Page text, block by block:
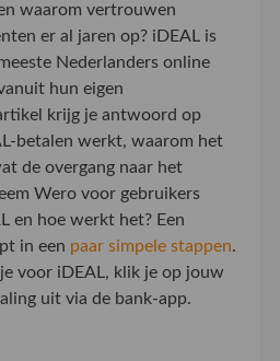
waarom vertrouwen
er al jaren op? iDEAL is
Nederlanders online
hun eigen
krijg je antwoord op
betalen werkt, waarom het
de overgang naar het
Wero voor gebruikers
en hoe werkt het? Een
in een paar simpele stappen.
voor iDEAL, klik je op jouw
uit via de bank-app.